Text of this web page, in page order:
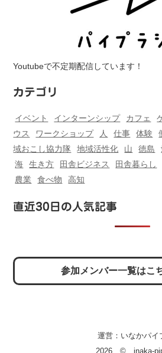
Youtubeで不定期配信しています！
カテゴリ
イベント インターンシップ カフェ
ウス
ワークショップ 人 仕事 体験
域おこし協力隊
地域活性化 山 徳島
海
生き方 田舎ビジネス 田舎暮らし
農業
食べ物 高知
直近30日の人気記事
参加メンバー一覧はこ
運営： いなかパイ
2026 © inaka-